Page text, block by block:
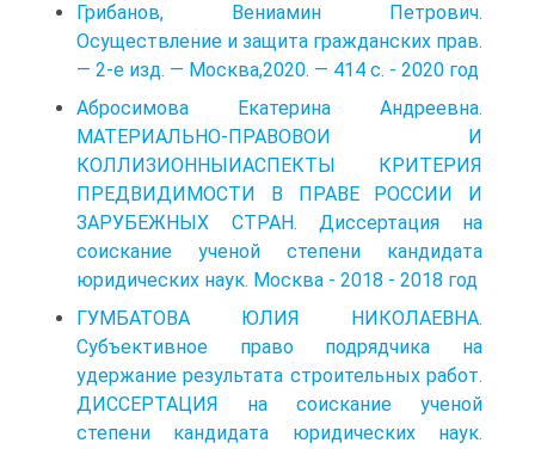
Грибанов, Вениамин Петрович.
Осуществление и защита гражданских прав.
— 2-е изд. — Москва,2020. — 414 с. - 2020 год
Абросимова Екатерина Андреевна.
МАТЕРИАЛЬНО-ПРАВОВОИ И
КОЛЛИЗИОННЫИАСПЕКТЫ КРИТЕРИЯ
ПРЕДВИДИМОСТИ В ПРАВЕ РОССИИ И
ЗАРУБЕЖНЫХ СТРАН. Диссертация на
соискание ученой степени кандидата
юридических наук. Москва - 2018 - 2018 год
ГУМБАТОВА ЮЛИЯ НИКОЛАЕВНА.
Субъективное право подрядчика на
удержание результата строительных работ.
ДИССЕРТАЦИЯ на соискание ученой
степени кандидата юридических наук.